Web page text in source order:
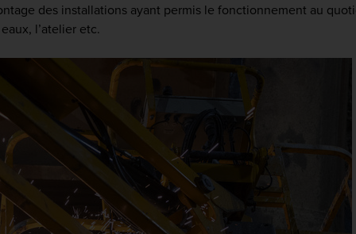
des installations ayant permis le fonctionnement au
l’atelier etc.